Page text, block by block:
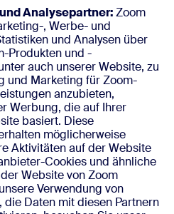
Analysepartner:Zoom
, Werbe- und
und Analysen über
Produkten und -
auch unserer Website, zu
und Marketing für Zoom-
anzubieten,
Werbung, die auf Ihrer
basiert. Diese
möglicherweise
Aktivitäten auf der Website
Cookies und ähnliche
Website von Zoom
Verwendung von
Daten mit diesen Partnern